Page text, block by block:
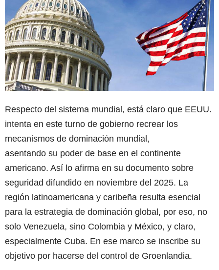
Respecto del sistema mundial, está claro que EEUU.
intenta en este turno de gobierno recrear los
mecanismos de dominación mundial,
asentando su poder de base en el continente
americano. Así lo afirma en su documento sobre
seguridad difundido en noviembre del 2025. La
región latinoamericana y caribeña resulta esencial
para la estrategia de dominación global, por eso, no
solo Venezuela, sino Colombia y México, y claro,
especialmente Cuba. En ese marco se inscribe su
objetivo por hacerse del control de Groenlandia.